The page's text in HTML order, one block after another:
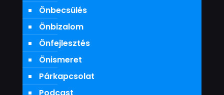
Önbecsülés
Önbizalom
Önfejlesztés
Önismeret
Párkapcsolat